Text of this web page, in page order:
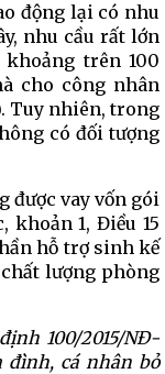
động lại có nhu
nhu cầu rất lớn
trên 100
cho công nhân
Tuy nhiên, trong
có đối tượng
được vay vốn gói
khoản 1, Điều 15
hỗ trợ sinh kế
lượng phòng
100/2015/NĐ-
đình, cá nhân bỏ